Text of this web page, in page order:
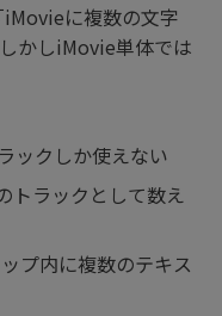
に複数の文字
かしiMovie単体では
ックしか使えない
トラックとして数え
プ内に複数のテキス